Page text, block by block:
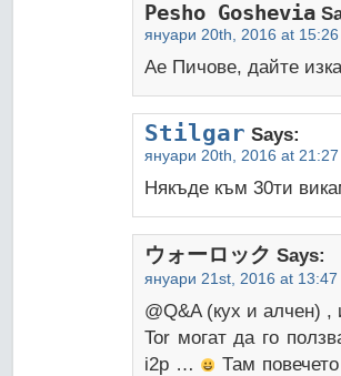
Pesho Goshevia
януари 20th, 2016 at 15:26
Ае Пичове, дайте
Stilgar Says:
януари 20th, 2016 at 21:27
Някъде към 30ти
ウォーロック Says:
януари 21st, 2016 at 13:47
@Q&A (кух и алчен) ,
Tor могат да го
i2p …
Там